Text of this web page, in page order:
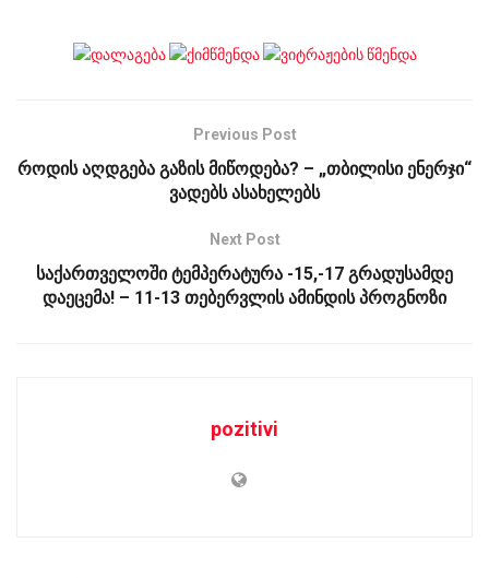
Previous Post
როდის აღდგება გაზის მიწოდება? – „თბილისი ენერჯი“
ვადებს ასახელებს
Next Post
საქართველოში ტემპერატურა -15,-17 გრადუსამდე
დაეცემა! – 11-13 თებერვლის ამინდის პროგნოზი
pozitivi